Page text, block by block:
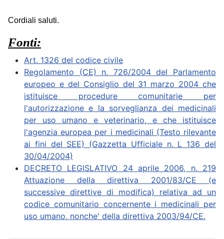
Cordiali saluti.
Fonti:
Art. 1326 del codice civile
Regolamento (CE) n. 726/2004 del Parlamento
europeo e del Consiglio del 31 marzo 2004 che
istituisce procedure comunitarie per
l'autorizzazione e la sorveglianza dei medicinali
per uso umano e veterinario, e che istituisce
l'agenzia europea per i medicinali (Testo rilevante
ai fini del SEE) (Gazzetta Ufficiale n. L 136 del
30/04/2004)
DECRETO LEGISLATIVO 24 aprile 2006, n. 219
Attuazione della direttiva 2001/83/CE (e
successive direttive di modifica) relativa ad un
codice comunitario concernente i medicinali per
uso umano, nonche' della direttiva 2003/94/CE.